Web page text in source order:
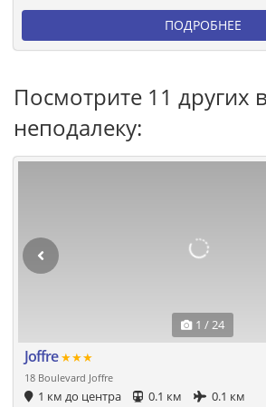
ПОДРОБНЕЕ
Посмотрите 11 других
неподалеку:
1 / 24
Joffre★★★
18 Boulevard Joffre
1 км до центра 0.1 км
0.1 км